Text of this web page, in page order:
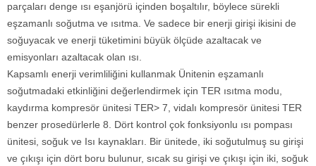
parçaları denge ısı eşanjörü içinden boşaltılır, böylece sürekli
eşzamanlı soğutma ve ısıtma. Ve sadece bir enerji girişi ikisini de
soğuyacak ve enerji tüketimini büyük ölçüde azaltacak ve
emisyonları azaltacak olan ısı.
Kapsamlı enerji verimliliğini kullanmak Ünitenin eşzamanlı
soğutmadaki etkinliğini değerlendirmek için TER ısıtma modu,
kaydırma kompresör ünitesi TER> 7, vidalı kompresör ünitesi TER
benzer prosedürlerle 8. Dört kontrol çok fonksiyonlu ısı pompası
ünitesi, soğuk ve Isı kaynakları. Bir ünitede, iki soğutulmuş su girişi
ve çıkışı için dört boru bulunur, sıcak su girişi ve çıkışı için iki, soğuk